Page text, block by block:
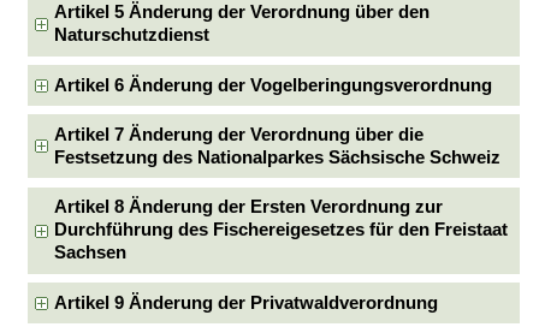
Artikel 5 Änderung der Verordnung über den
Naturschutzdienst
Artikel 6 Änderung der Vogelberingungsverordnung
Artikel 7 Änderung der Verordnung über die
Festsetzung des Nationalparkes Sächsische Schweiz
Artikel 8 Änderung der Ersten Verordnung zur
Durchführung des Fischereigesetzes für den Freistaat
Sachsen
Artikel 9 Änderung der Privatwaldverordnung